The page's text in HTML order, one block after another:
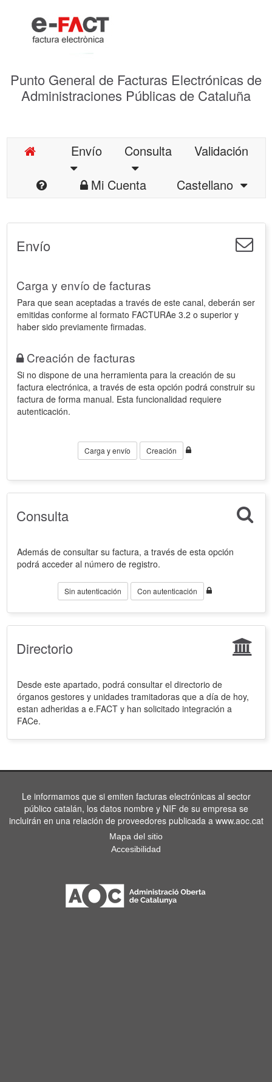
Punto General de Facturas Electrónicas de
Administraciones Públicas de Cataluña
Envío Consulta
Validación
Mi Cuenta
Castellano
Envío
Carga y envío de facturas
Para que sean aceptadas a través de este canal, deberán ser
emitidas conforme al formato FACTURAe 3.2 o superior y
haber sido previamente firmadas.
Creación de facturas
Si no dispone de una herramienta para la creación de su
factura electrónica, a través de esta opción podrá construir su
factura de forma manual. Esta funcionalidad requiere
autenticación.
Carga y envío Creación
Consulta
Además de consultar su factura, a través de esta opción
podrá acceder al número de registro.
Sin autenticación Con autenticación
Directorio
Desde este apartado, podrá consultar el directorio de
órganos gestores y unidades tramitadoras que a día de hoy,
estan adheridas a e.FACT y han solicitado integración a
FACe.
Le informamos que si emiten facturas electrónicas al sector
público catalán, los datos nombre y NIF de su empresa se
incluirán en una relación de proveedores publicada a www.aoc.cat
Mapa del sitio
Accesibilidad